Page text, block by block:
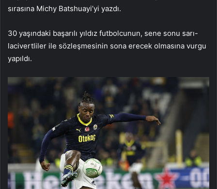
sırasına Michy Batshuayi’yi yazdı.
30 yaşındaki başarılı yıldız futbolcunun, sene sonu sarı-
lacivertliler ile sözleşmesinin sona erecek olmasına vurgu
yapıldı.